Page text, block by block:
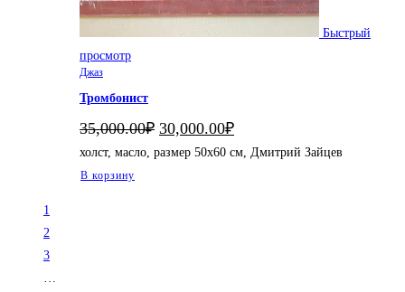
Быстрый
просмотр
Джаз
Тромбонист
35,000.00₽ Первоначальная
цена
составляла
30,000.00₽Текущая
цена:
30,000.00₽.
холст, масло, размер 50х60 см, Дмитрий Зайцев
В корзину
1
2
3